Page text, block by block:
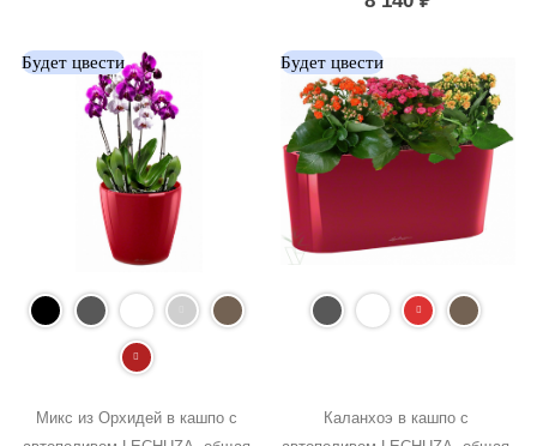
Будет цвести
Микс из Орхидей в кашпо с
Будет цвести
Каланхоэ в кашпо с